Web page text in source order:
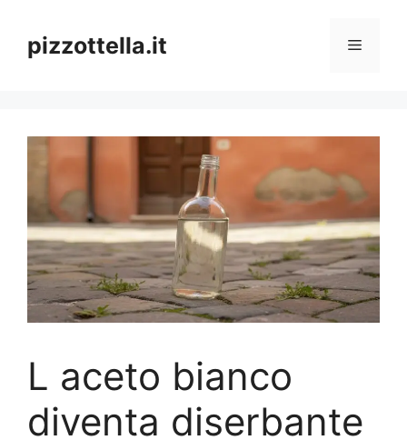
contenuto
pizzottella.it Menu
L aceto bianco
diventa diserbante